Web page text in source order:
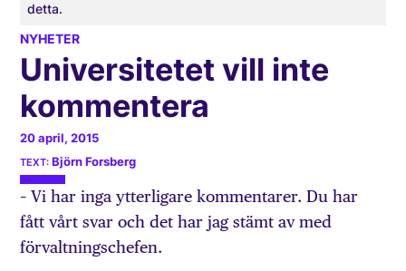
detta.
NYHETER
Universitetet vill inte
kommentera
20 april, 2015
Björn Forsberg
– Vi har inga ytterligare kommentarer. Du har
fått vårt svar och det har jag stämt av med
förvaltningschefen.